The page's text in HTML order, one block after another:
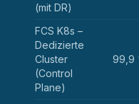
(mit DR)
FCS K8s –
Dedizierte
Cluster
(Control
Plane)
99,9